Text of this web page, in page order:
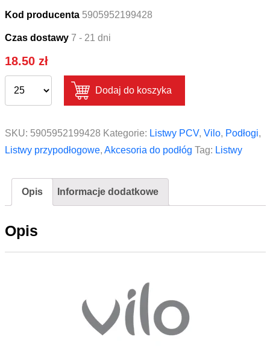
Kod producenta 5905952199428
Czas dostawy 7 - 21 dni
18.50 zł
Dodaj do koszyka
SKU: 5905952199428 Kategorie: Listwy PCV, Vilo, Podłogi,
Listwy przypodłogowe, Akcesoria do podłóg Tag: Listwy
Opis Informacje dodatkowe
Opis